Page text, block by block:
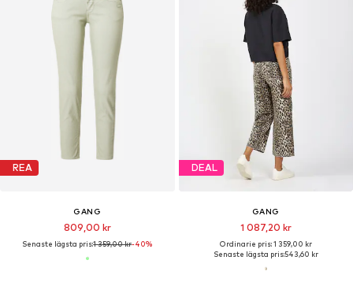
REA
GANG
809,00 kr
Senaste lägsta pris:1 359,00 kr-40%
DEAL
GANG
1 087,20 kr
Ordinarie pris: 1 359,00 kr
Senaste lägsta pris:543,60 kr